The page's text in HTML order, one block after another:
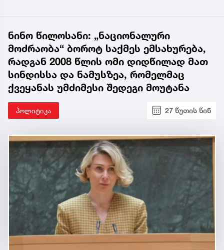
ნინო წილოსანი: „ნაციონალური
მოძრაობა“ ბოროტ საქმეს ემსახურება,
რადგან 2008 წლის ომი დიდწილად მათ
სინდისსა და ნამუსზეა, რომელმაც
ქვეყანას უმძიმესი შედეგი მოუტანა
პოლიტიკა 27 წუთის წინ